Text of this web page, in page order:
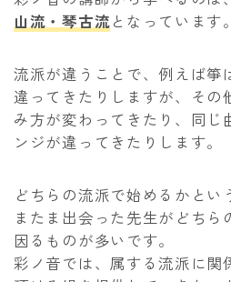
山流・琴古流となっています。
流派が違うことで、例えば箏
違ってきたりしますが、その
み方が変わってきたり、同じ
ンジが違ってきたりします。
どちらの流派で始めるかとい
またま出会った先生がどちら
因るものが多いです。
彩ノ音では、属する流派に関